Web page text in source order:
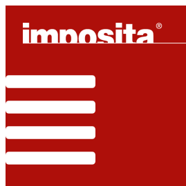
contingut
Main
Menu